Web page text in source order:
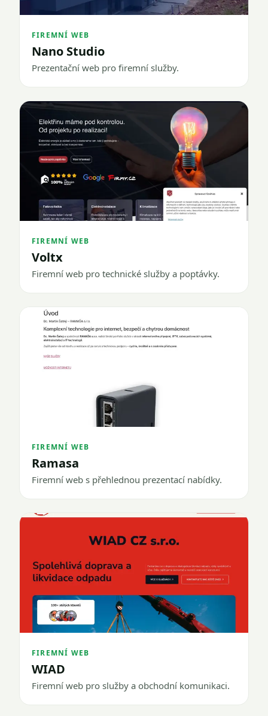
FIREMNÍ WEB
Nano Studio
Prezentační web pro firemní služby.
FIREMNÍ WEB
Voltx
Firemní web pro technické služby a poptávky.
FIREMNÍ WEB
Ramasa
Firemní web s přehlednou prezentací nabídky.
FIREMNÍ WEB
WIAD
Firemní web pro služby a obchodní komunikaci.